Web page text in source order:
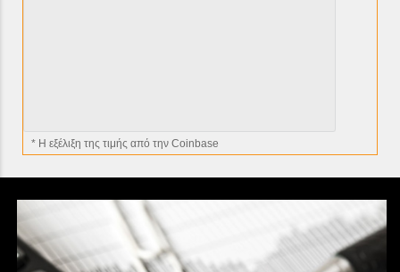
* H εξέλιξη της τιμής από την Coinbase